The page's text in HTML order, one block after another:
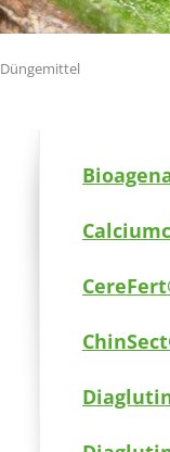
Düngemittel